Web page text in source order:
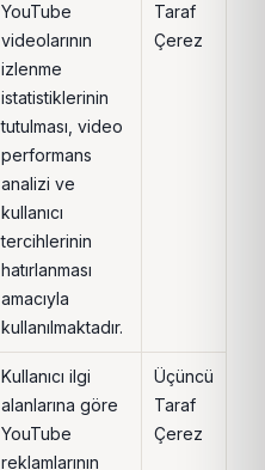
YouTube
videolarının
izlenme
istatistiklerinin
tutulması, video
performans
analizi ve
kullanıcı
tercihlerinin
hatırlanması
amacıyla
kullanılmaktadır.
Taraf
Çerez
Kullanıcı ilgi
alanlarına göre
YouTube
reklamlarının
Üçüncü
Taraf
Çerez